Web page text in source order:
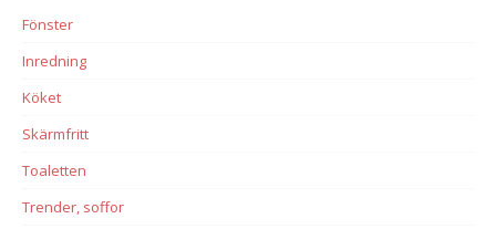
Fönster
Inredning
Köket
Skärmfritt
Toaletten
Trender, soffor